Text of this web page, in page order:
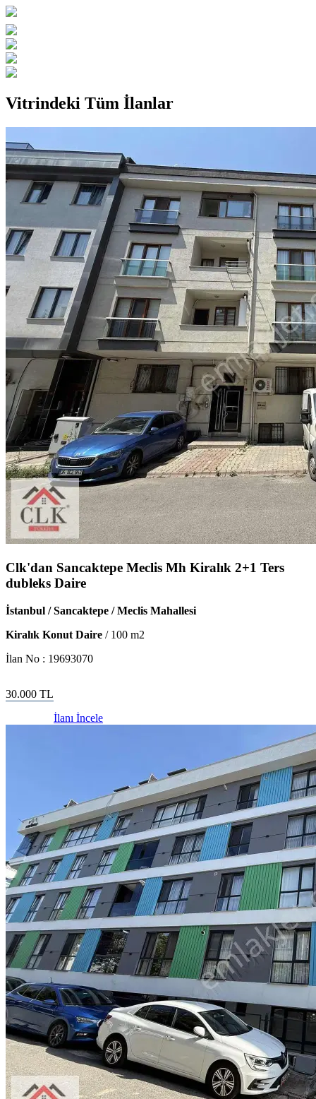
Vitrindeki Tüm İlanlar
Clk'dan Sancaktepe Meclis Mh Kiralık 2+1 Ters
dubleks Daire
İstanbul / Sancaktepe / Meclis Mahallesi
Kiralık Konut Daire / 100 m2
İlan No : 19693070
30.000 TL
İlanı İncele